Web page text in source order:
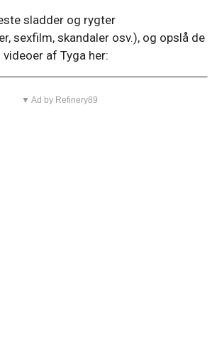
sladder og rygter
sexfilm, skandaler osv.), og opslå de
af Tyga her:
▼ Ad by Refinery89